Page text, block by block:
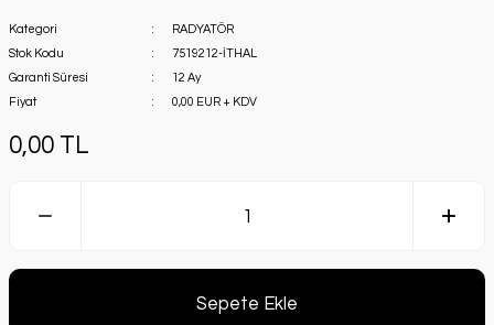
Kategori
RADYATÖR
Stok Kodu
7519212-İTHAL
Garanti Süresi
12 Ay
Fiyat
0,00 EUR + KDV
0,00 TL
Sepete Ekle